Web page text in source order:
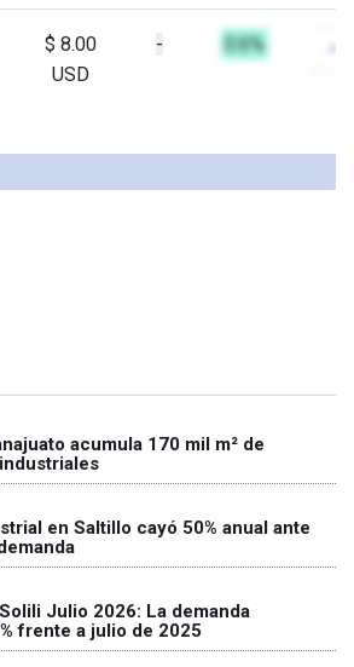
$ 8.00
USD
- 0.6%
acumula 170 mil m² de
en Saltillo cayó 50% anual ante
Julio 2026: La demanda
frente a julio de 2025